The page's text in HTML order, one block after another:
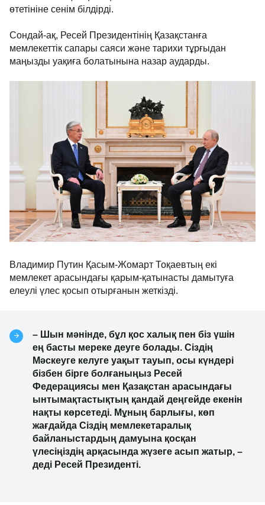
өтетініне сенім білдірді.
Сондай-ақ, Ресей Президентінің Қазақстанға
мемлекеттік сапары саяси және тарихи тұрғыдан
маңызды уақиға болатынына назар аударды.
Владимир Путин Қасым-Жомарт Тоқаевтың екі
мемлекет арасындағы қарым-қатынасты дамытуға
елеулі үлес қосып отырғанын жеткізді.
– Шын мәнінде, бұл қос халық пен біз үшін
ең басты мереке деуге болады. Сіздің
Мәскеуге келуге уақыт тауып, осы күндері
бізбен бірге болғаныңыз Ресей
Федерациясы мен Қазақстан арасындағы
ынтымақтастықтың қандай деңгейде екенін
нақты көрсетеді. Мұның барлығы, көп
жағдайда Сіздің мемлекетаралық
байланыстардың дамуына қосқан
үлесіңіздің арқасында жүзеге асып жатыр, –
деді Ресей Президенті.